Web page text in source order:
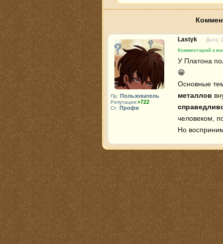
Пр: Пользователь
Репутация:+722
Ст: Профи
Lastyk
Дата:
Комментарий к
У Платона
😁
Основные
металлов
человеком,
Но